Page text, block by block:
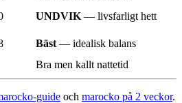
UNDVIK — livsfarligt hett
Bäst — idealisk balans
Bra men kallt nattetid
guide och marocko på 2 veckor.